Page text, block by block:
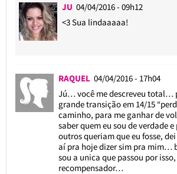
JU 04/04/2016 - 09h12
<3 Sua lindaaaaa!
RAQUEL 04/04/2016 - 17h04
Jú… você me descreveu total…
grande transição em 14/15
caminho, para me ganhar de
saber quem eu sou de verdade
outros queriam que eu fosse,
aí pra hoje dizer sim pra mim…
sou a unica que passou por
recompensador…